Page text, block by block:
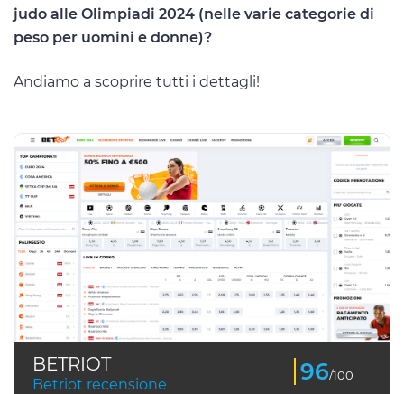
judo alle Olimpiadi 2024 (nelle varie categorie di
peso per uomini e donne)?
Andiamo a scoprire tutti i dettagli!
BETRIOT
Betriot recensione 96/100